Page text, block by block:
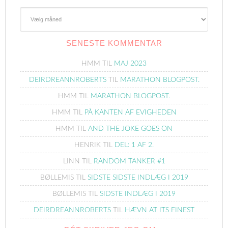
SENESTE KOMMENTAR
HMM TIL MAJ 2023
DEIRDREANNROBERTSTIL MARATHON BLOGPOST.
HMM TIL MARATHON BLOGPOST.
HMM TIL PÅ KANTEN AF EVIGHEDEN
HMM TIL AND THE JOKE GOES ON
HENRIK TIL DEL: 1 AF 2.
LINN TIL RANDOM TANKER #1
BØLLEMISTIL SIDSTE SIDSTE INDLÆG I 2019
BØLLEMIS TIL SIDSTE INDLÆG I 2019
DEIRDREANNROBERTS TIL HÆVN AT ITS FINEST